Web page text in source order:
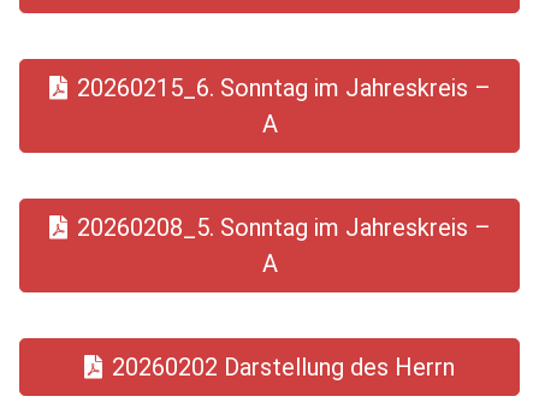
20260215_6. Sonntag im Jahreskreis –
A
20260208_5. Sonntag im Jahreskreis –
A
20260202 Darstellung des Herrn